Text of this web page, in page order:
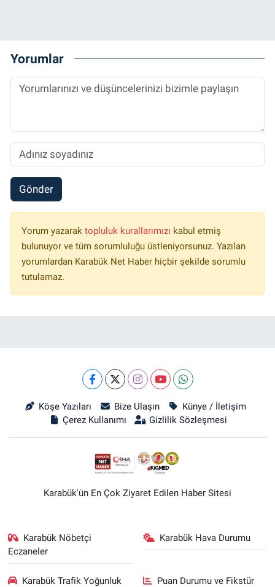
Yorumlar
Gönder
Yorum yazarak topluluk kurallarımızı kabul etmiş
bulunuyor ve tüm sorumluluğu üstleniyorsunuz. Yazılan
yorumlardan Karabük Net Haber hiçbir şekilde sorumlu
tutulamaz.
Köşe Yazıları Bize Ulaşın
Künye / İletişim
Çerez Kullanımı
Gizlilik Sözleşmesi
Karabük'ün En Çok Ziyaret Edilen Haber Sitesi
Karabük Nöbetçi
Eczaneler
Karabük Hava Durumu
Karabük Trafik Yoğunluk
Puan Durumu ve Fikstür